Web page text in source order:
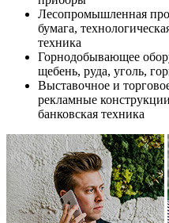
Лесопромышленная
бумага,
техника
Горнодобывающее
щебень, руда, уголь,
Выставочное и
рекламные
банковская техника